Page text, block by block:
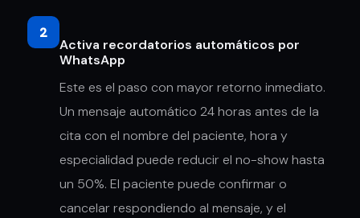
2
Activa recordatorios automáticos por
WhatsApp
Este es el paso con mayor retorno inmediato.
Un mensaje automático 24 horas antes de la
cita con el nombre del paciente, hora y
especialidad puede reducir el no-show hasta
un 50%. El paciente puede confirmar o
cancelar respondiendo al mensaje, y el